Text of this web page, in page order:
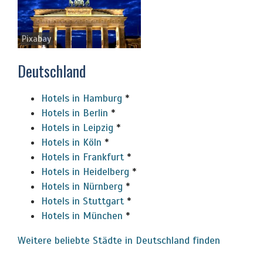
Pixabay
Deutschland
Hotels in Hamburg *
Hotels in Berlin *
Hotels in Leipzig *
Hotels in Köln *
Hotels in Frankfurt *
Hotels in Heidelberg *
Hotels in Nürnberg *
Hotels in Stuttgart *
Hotels in München *
Weitere beliebte Städte in Deutschland finden